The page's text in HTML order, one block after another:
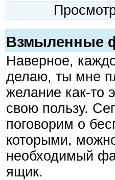
Взмыленные
Наверное,
делаю, ты мне
желание как-то
свою пользу.
поговорим о
которыми,
необходимый
ящик.